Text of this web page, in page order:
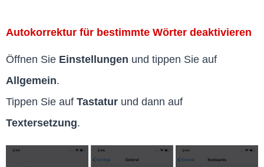
Autokorrektur für bestimmte Wörter deaktivieren
Öffnen Sie Einstellungen und tippen Sie auf
Allgemein.
Tippen Sie auf Tastatur und dann auf
Textersetzung.